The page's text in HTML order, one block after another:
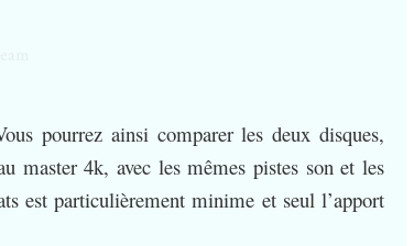
pourrez ainsi comparer les deux disques,
master 4k, avec les mêmes pistes son et les
est particulièrement minime et seul l’apport